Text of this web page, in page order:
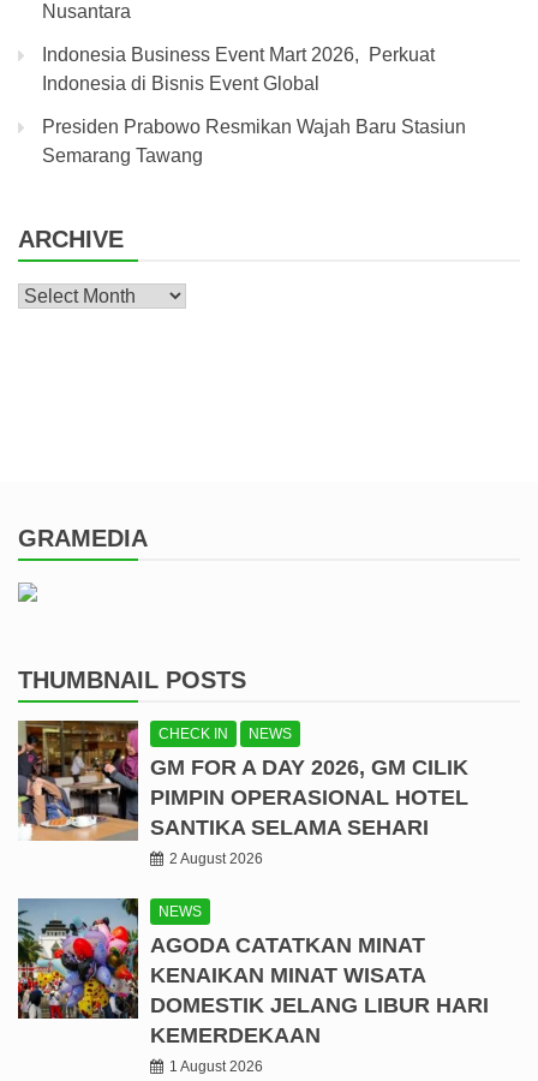
Nusantara
Indonesia Business Event Mart 2026, Perkuat
Indonesia di Bisnis Event Global
Presiden Prabowo Resmikan Wajah Baru Stasiun
Semarang Tawang
ARCHIVE
Archive
GRAMEDIA
THUMBNAIL POSTS
CHECK IN NEWS
GM FOR A DAY 2026, GM CILIK
PIMPIN OPERASIONAL HOTEL
SANTIKA SELAMA SEHARI
2 August 2026
NEWS
AGODA CATATKAN MINAT
KENAIKAN MINAT WISATA
DOMESTIK JELANG LIBUR HARI
KEMERDEKAAN
1 August 2026